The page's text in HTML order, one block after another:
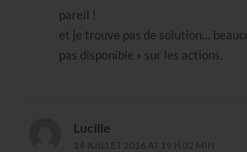
pareil !
et je trouve pas de solution…
pas disponible » sur les actions.
Lucille
14 JUILLET 2016 AT 19 H 02 MIN